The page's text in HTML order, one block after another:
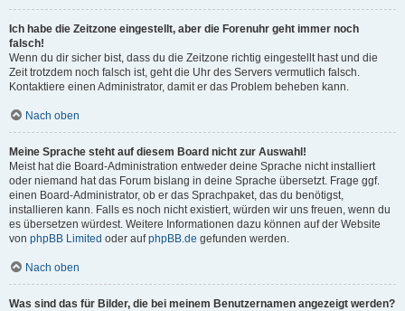
Ich habe die Zeitzone eingestellt, aber die Forenuhr geht immer noch
falsch!
Wenn du dir sicher bist, dass du die Zeitzone richtig eingestellt hast und die
Zeit trotzdem noch falsch ist, geht die Uhr des Servers vermutlich falsch.
Kontaktiere einen Administrator, damit er das Problem beheben kann.
Nach oben
Meine Sprache steht auf diesem Board nicht zur Auswahl!
Meist hat die Board-Administration entweder deine Sprache nicht installiert
oder niemand hat das Forum bislang in deine Sprache übersetzt. Frage ggf.
einen Board-Administrator, ob er das Sprachpaket, das du benötigst,
installieren kann. Falls es noch nicht existiert, würden wir uns freuen, wenn du
es übersetzen würdest. Weitere Informationen dazu können auf der Website
von phpBB Limited oder aufphpBB.de gefunden werden.
Nach oben
Was sind das für Bilder, die bei meinem Benutzernamen angezeigt werden?